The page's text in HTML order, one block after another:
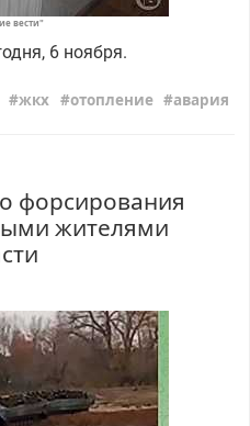
вести"
6 ноября.
жкх отопление авария
форсирования
жителями